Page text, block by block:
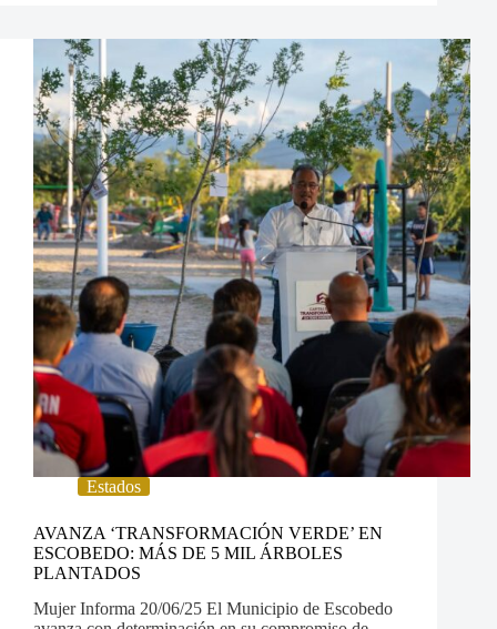
Estados
AVANZA ‘TRANSFORMACIÓN VERDE’ EN
ESCOBEDO: MÁS DE 5 MIL ÁRBOLES
PLANTADOS
Mujer Informa 20/06/25 El Municipio de Escobedo